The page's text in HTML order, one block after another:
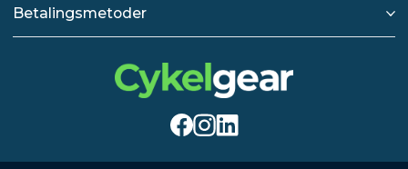
Betalingsmetoder